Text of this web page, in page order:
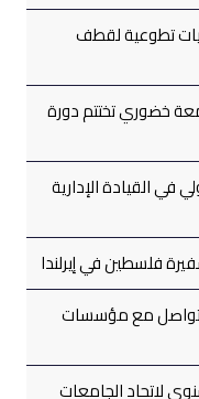
تطوعية لقطف
خضوري تختتم دورة
في القيادة الإدارية
فلسطين في إيرلندا
مع مؤسسات
لاتحاد الجامعات